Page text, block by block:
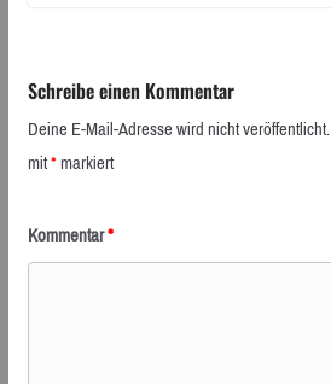
Schreibe einen Kommentar
Deine E-Mail-Adresse wird nicht veröffentlicht.
mit*markiert
Kommentar*